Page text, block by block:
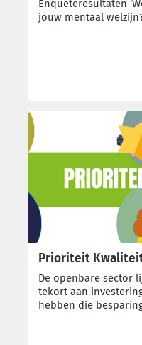
Enquêteresultaten
jouw mentaal
Prioriteit
De openbare sector
tekort aan
hebben die